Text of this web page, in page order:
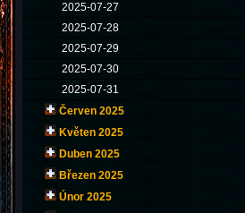
2025-07-27
2025-07-28
2025-07-29
2025-07-30
2025-07-31
Červen 2025
Květen 2025
Duben 2025
Březen 2025
Únor 2025